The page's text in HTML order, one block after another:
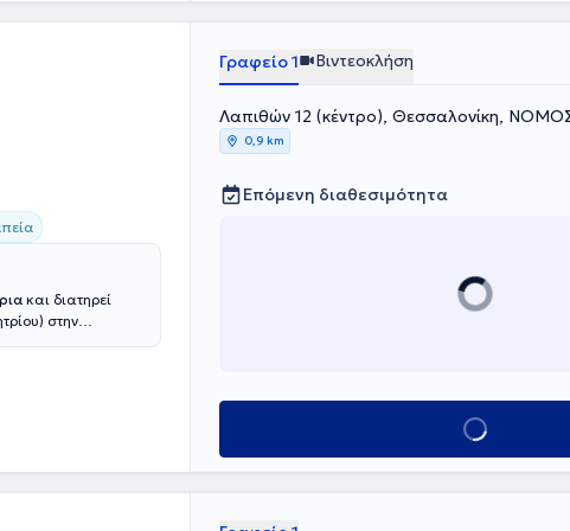
και διατηρεί
στην
of Leicester
στη
Γραφείο 1 Βιντεοκλήση
Λαπιθών 12 (κέντρο), Θεσσαλονίκη,
0,9 km
Επόμενη διαθεσιμότητα
Κλείσε ραντεβού